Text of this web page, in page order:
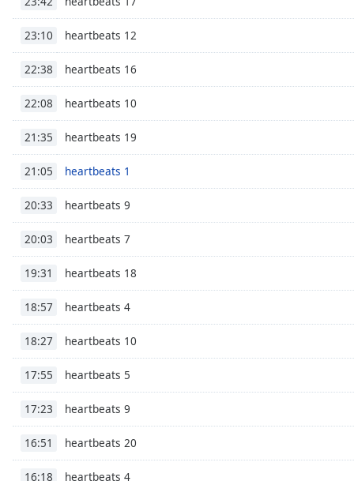
Time-
Playback
Rate
Chapters
Descriptions
descriptions
off,
selected
Subtitles
settings,
subtitles
dialog
subtitles
off,
selected
23:10 heartbeats 12
22:38 heartbeats 16
22:08 heartbeats 10
21:35 heartbeats 19
21:05 heartbeats 1
20:33 heartbeats 9
20:03 heartbeats 7
19:31 heartbeats 18
18:57 heartbeats 4
18:27 heartbeats 10
17:55 heartbeats 5
17:23 heartbeats 9
16:51 heartbeats 20
16:18 heartbeats 4